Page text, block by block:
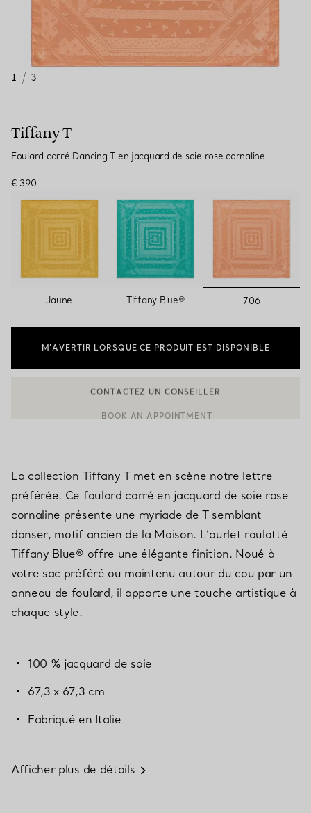
1 / 3
Tiffany T
Foulard carré Dancing T en jacquard de soie rose cornaline
€ 390
Jaune Tiffany Blue® 706
M’AVERTIR LORSQUE CE PRODUIT EST DISPONIBLE
La collection Tiffany T met en scène notre lettre
préférée. Ce foulard carré en jacquard de soie rose
cornaline présente une myriade de T semblant
danser, motif ancien de la Maison. L’ourlet roulotté
Tiffany Blue® offre une élégante finition. Noué à
votre sac préféré ou maintenu autour du cou par un
anneau de foulard, il apporte une touche artistique à
chaque style.
100 % jacquard de soie
67,3 x 67,3 cm
Fabriqué en Italie
Afficher plus de détails